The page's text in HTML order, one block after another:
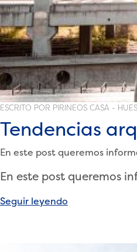
ESCRITO POR PIRINEOS CASA -
Tendencias
En este post queremos
En este post queremos
Seguir leyendo
constructivas